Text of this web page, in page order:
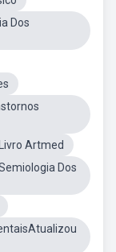
Dos
Artmed
Dos